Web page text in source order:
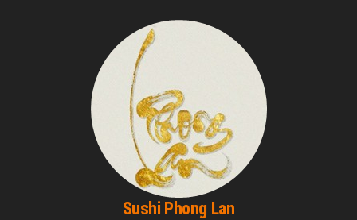
Sushi Phong Lan